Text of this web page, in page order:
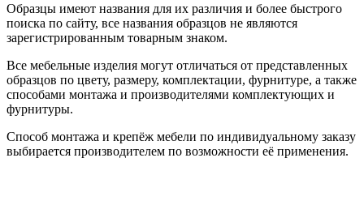
Образцы имеют названия для их различия и более быстрого
поиска по сайту, все названия образцов не являются
зарегистрированным товарным знаком.
Все мебельные изделия могут отличаться от представленных
образцов по цвету, размеру, комплектации, фурнитуре, а также
способами монтажа и производителями комплектующих и
фурнитуры.
Способ монтажа и крепёж мебели по индивидуальному заказу
выбирается производителем по возможности её применения.